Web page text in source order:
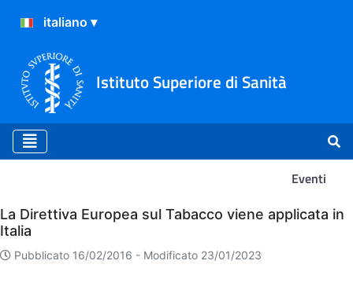
Istituto Superiore di Sanità
Eventi
Eventi
La Direttiva Europea sul Tabacco viene applicata in
Italia
Pubblicato 16/02/2016 - Modificato 23/01/2023